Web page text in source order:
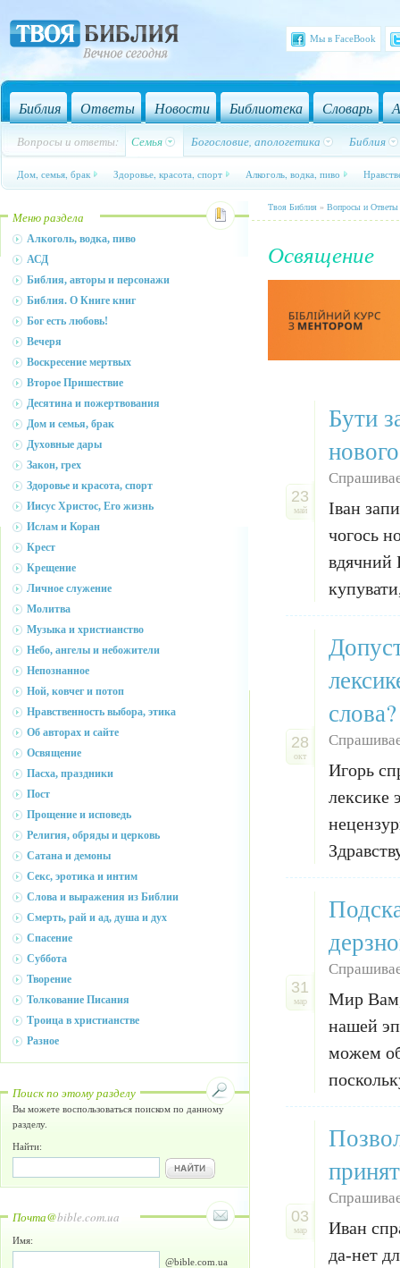
Мы в FaceBook
Библия Ответы Новости Библиотека Словарь
Вопросы и ответы: Семья Богословие, апологетика Библия
Дом, семья, брак Здоровье, красота, спорт Алкоголь, водка, пиво
Меню раздела
Алкоголь, водка, пиво
АСД
Библия, авторы и персонажи
Библия. О Книге книг
Бог есть любовь!
Вечеря
Воскресение мертвых
Второе Пришествие
Десятина и пожертвования
Дом и семья, брак
Духовные дары
Закон, грех
Здоровье и красота, спорт
Иисус Христос, Его жизнь
Ислам и Коран
Крест
Крещение
Личное служение
Молитва
Музыка и христианство
Небо, ангелы и небожители
Непознанное
Ной, ковчег и потоп
Нравственность выбора, этика
Об авторах и сайте
Освящение
Пасха, праздники
Пост
Прощение и исповедь
Религия, обряды и церковь
Сатана и демоны
Секс, эротика и интим
Слова и выражения из Библии
Смерть, рай и ад, душа и дух
Спасение
Суббота
Творение
Толкование Писания
Троица в христианстве
Разное
Поиск по этому разделу
Вы можете воспользоваться поиском по данному
разделу.
Найти:
Почта@bible.com.ua
Имя:
@bible.com.ua
Твоя Библия » Вопросы и Ответы
Освящение
23
май
Бути
Іван
чогось
вдячний
28
окт
слова?
Игорь
лексике
31
мар
Мир Вам,
нашей
можем
03
мар
Иван
да-нет